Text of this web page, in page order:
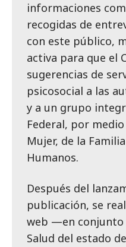
informaciones
recogidas de
con este público,
activa para que el
sugerencias de
psicosocial a las
y a un grupo
Federal, por
Mujer, de la
Humanos.
Después del
publicación, se
web —en conjunto
Salud del estado